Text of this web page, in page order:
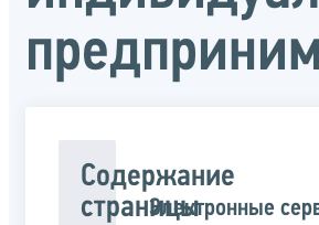
Содержание
страницыЭлектронные